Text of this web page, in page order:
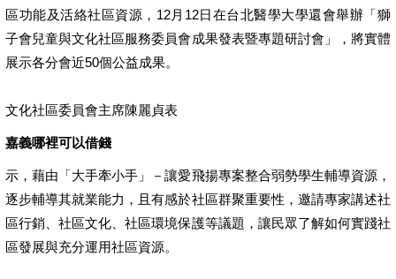
區功能及活絡社區資源，12月12日在台北醫學大學還會舉辦「獅
子會兒童與文化社區服務委員會成果發表暨專題研討會」，將實體
展示各分會近50個公益成果。
文化社區委員會主席陳麗貞表
嘉義哪裡可以借錢
示，藉由「大手牽小手」－讓愛飛揚專案整合弱勢學生輔導資源，
逐步輔導其就業能力，且有感於社區群聚重要性，邀請專家講述社
區行銷、社區文化、社區環境保護等議題，讓民眾了解如何實踐社
區發展與充分運用社區資源。